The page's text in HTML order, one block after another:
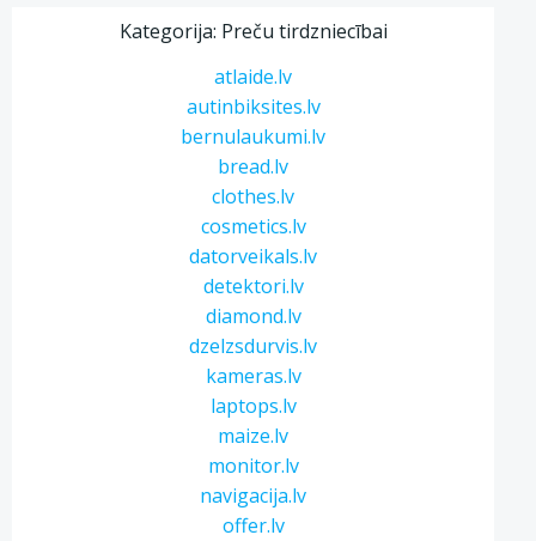
Kategorija: Preču tirdzniecībai
atlaide.lv
autinbiksites.lv
bernulaukumi.lv
bread.lv
clothes.lv
cosmetics.lv
datorveikals.lv
detektori.lv
diamond.lv
dzelzsdurvis.lv
kameras.lv
laptops.lv
maize.lv
monitor.lv
navigacija.lv
offer.lv